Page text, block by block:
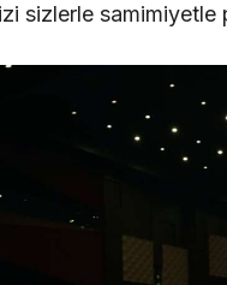
sizlerle samimiyetle